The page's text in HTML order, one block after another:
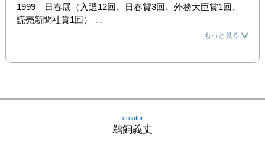
1999　日春展（入選12回、日春賞3回、外務大臣賞1回、
読売新聞社賞1回）
2003　上野の森美術大賞入選
2010　奈良万葉日本画大賞展入選
2011　ART TAIPEI 2011 （日動画廊ブース、以降毎年）
もっと見る
creator
鵜飼義丈